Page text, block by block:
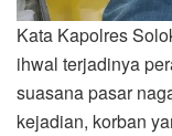
Kata Kapolres
ihwal terjadinya
suasana pasar
kejadian, korban